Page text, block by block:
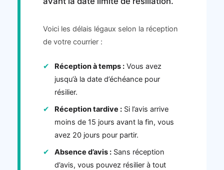
Voici les délais légaux selon la réception
de votre courrier :
✔ Réception à temps : Vous avez
jusqu’à la date d’échéance pour
résilier.
✔
Réception tardive : Si l’avis arrive
moins de 15 jours avant la fin, vous
avez 20 jours pour partir.
✔
Absence d’avis : Sans réception
d’avis, vous pouvez résilier à tout